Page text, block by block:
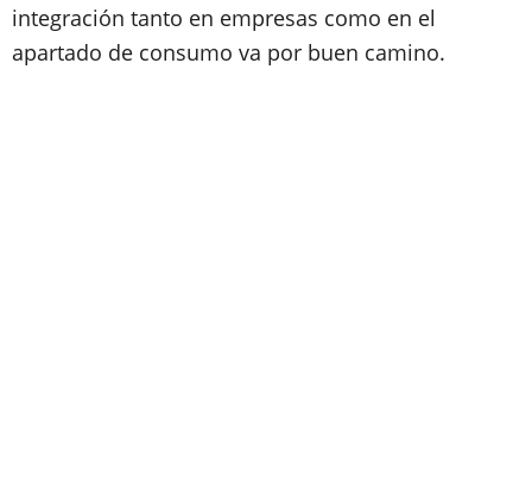
integración tanto en empresas como en el
apartado de consumo va por buen camino.